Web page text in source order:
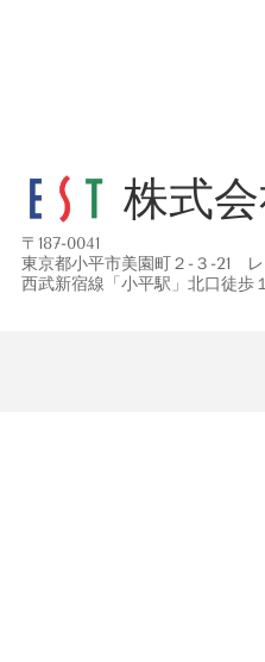
株式
〒 187-0041
東京都小平市美園町２-３-21 レ
西武新宿線「小平駅」北口徒歩